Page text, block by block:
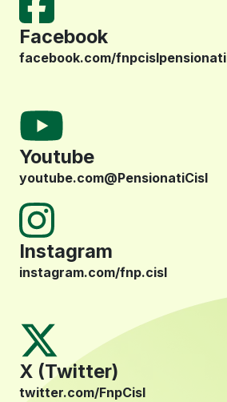
Facebook
facebook.com/fnpcislpensionati
Youtube
youtube.com@PensionatiCisl
Instagram
instagram.com/fnp.cisl
X (Twitter)
twitter.com/FnpCisl